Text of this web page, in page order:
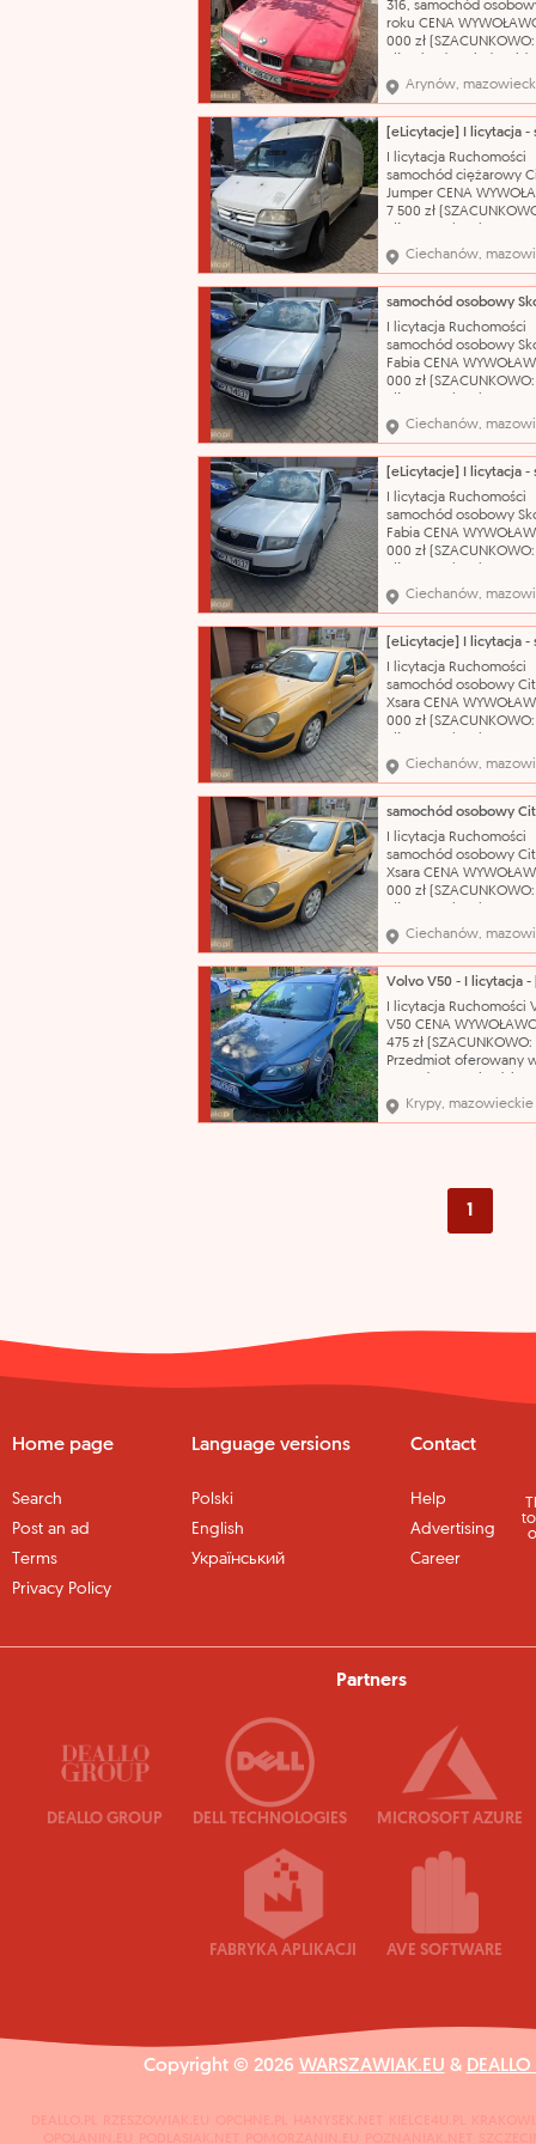
316, samochód
roku CENA
000 zł
korozję, łuszczący się
bezbarwny oraz liczne
uszkodzenia i otarcia
swojej powierzchni.
katalogowa: Samochód
osobowy Marka: BMW
Arynów,
I licytacja Ruchomości
samochód ciężarowy
Jumper CENA
7 500 zł
Samochód dostawczy
Citroën Model: Jumper
nadwozia: bus
silnika: 2800 cm³
olej napędowy Rok
2004 Nr rejestracyjny:
WCI20555
Ciechanów,
I licytacja Ruchomości
samochód osobowy
Fabia CENA
000 zł
Samochód osobowy
Škoda Model: Fabia Typ
nadwozia: hatchback-
Pojemność silnika: 1198
Rodzaj paliwa:
produkcji: 2003
biegów: manualna Nr
Ciechanów,
I licytacja Ruchomości
samochód osobowy
Fabia CENA
000 zł
Samochód osobowy
Škoda Model: Fabia Typ
nadwozia: hatchback-
Pojemność silnika: 1198
Rodzaj paliwa:
produkcji: 2003
biegów: manualna Nr
Ciechanów,
I licytacja Ruchomości
samochód osobowy
Xsara CENA
000 zł
Samochód osobowy
Citroën Model: Xsara
nadwozia: hatchback-
Pojemność silnika: 1587
Rodzaj paliwa:
produkcji: 2002
biegów: manualna Nr
Ciechanów,
I licytacja Ruchomości
samochód osobowy
Xsara CENA
000 zł
Samochód osobowy
Citroën Model: Xsara
nadwozia: hatchback-
Pojemność silnika: 1587
Rodzaj paliwa:
produkcji: 2002
biegów: manualna Nr
Ciechanów,
I licytacja Ruchomości
V50 CENA
475 zł (SZACUNKOWO:
Przedmiot oferowany
orzeczenia Sądu o jego
przepadku na rzecz
Przegląd techniczny do
Krypy, mazowieckie
1
Home page
Search
Post an ad
Terms
Privacy Policy
Language versions
Polski
English
Український
Contact
Help
Advertising
Career
Partners
DEALLO GROUP DELL TECHNOLOGIES MICROSOFT AZURE
FABRYKA APLIKACJI AVE SOFTWARE
Copyright © 2026 WARSZAWIAK.EU &